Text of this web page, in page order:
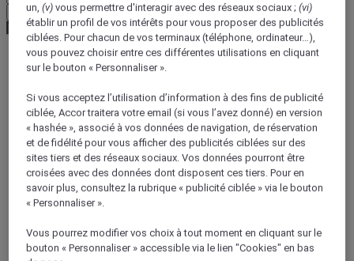
Valider ma devise
World
France
Aquitania
DORDOGNE
un,(v) vous permettre d'interagir avec des réseaux sociaux ;(vi)
établir un profil de vos intérêts pour vous proposer des publicités
ciblées. Pour chacun de vos terminaux (téléphone, ordinateur…),
vous pouvez choisir entre ces différentes utilisations en cliquant
sur le bouton « Personnaliser ».
Si vous acceptez l’utilisation d’information à des fins de publicité
ciblée, Accor traitera votre email (si vous l’avez donné) en version
« hashée », associé à vos données de navigation, de réservation
et de fidélité pour vous afficher des publicités ciblées sur des
sites tiers et des réseaux sociaux. Vos données pourront être
croisées avec des données dont disposent ces tiers. Pour en
savoir plus, consultez la rubrique « publicité ciblée » via le bouton
« Personnaliser ».
Vous pourrez modifier vos choix à tout moment en cliquant sur le
bouton « Personnaliser » accessible via le lien "Cookies" en bas